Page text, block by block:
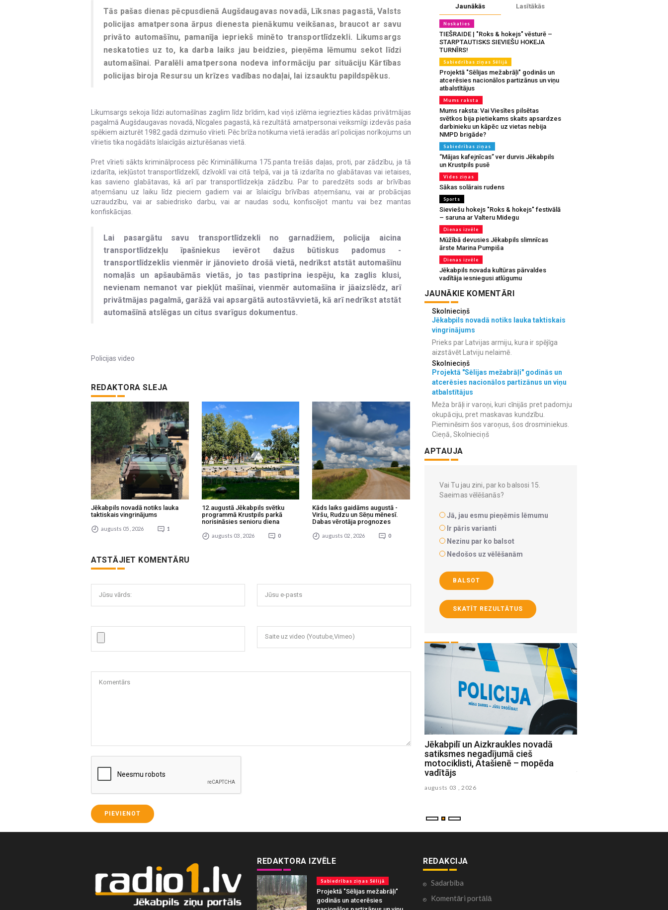
Tās pašas dienas pēcpusdienā Augšdaugavas novadā, Līksnas pagastā, Valsts
policijas amatpersona ārpus dienesta pienākumu veikšanas, braucot ar savu
privāto automašīnu, pamanīja iepriekš minēto transportlīdzekli. Likumsargs
neskatoties uz to, ka darba laiks jau beidzies, pieņēma lēmumu sekot līdzi
automašīnai. Paralēli amatpersona nodeva informāciju par situāciju Kārtības
policijas biroja Resursu un krīzes vadības nodaļai, lai izsauktu papildspēkus.
Likumsargs sekoja līdzi automašīnas zaglim līdz brīdim, kad viņš izlēma iegriezties kādas privātmājas
pagalmā Augšdaugavas novadā, Nīcgales pagastā, kā rezultātā amatpersonai veiksmīgi izdevās paša
spēkiem aizturēt 1982.gadā dzimušo vīrieti. Pēc brīža notikuma vietā ieradās arī policijas norīkojums un
vīrietis tika nogādāts īslaicīgās aizturēšanas vietā.
Pret vīrieti sākts kriminālprocess pēc Krimināllikuma 175.panta trešās daļas, proti, par zādzību, ja tā
izdarīta, iekļūstot transportlīdzeklī, dzīvoklī vai citā telpā, vai ja tā izdarīta no glabātavas vai ietaises,
kas savieno glabātavas, kā arī par transportlīdzekļa zādzību. Par to paredzēts sods ar brīvības
atņemšanu uz laiku līdz pieciem gadiem vai ar īslaicīgu brīvības atņemšanu, vai ar probācijas
uzraudzību, vai ar sabiedrisko darbu, vai ar naudas sodu, konfiscējot mantu vai bez mantas
konfiskācijas.
Lai pasargātu savu transportlīdzekli no garnadžiem, policija aicina
transportlīdzekļu īpašniekus ievērot dažus būtiskus padomus -
transportlīdzeklis vienmēr ir jānovieto drošā vietā, nedrīkst atstāt automašīnu
nomaļās un apšaubāmās vietās, jo tas pastiprina iespēju, ka zaglis klusi,
nevienam nemanot var piekļūt mašīnai, vienmēr automašīna ir jāaizslēdz, arī
privātmājas pagalmā, garāžā vai apsargātā autostāvvietā, kā arī nedrīkst atstāt
automašīnā atslēgas un citus svarīgus dokumentus.
Policijas video
REDAKTORA SLEJA
Jēkabpils novadā notiks lauka
taktiskais vingrinājums
augusts 05 , 2026 1
12.augustā Jēkabpils svētku
programmā Krustpils parkā
norisināsies senioru diena
augusts 03 , 2026 0
Kāds laiks gaidāms augustā -
Viršu, Rudzu un Sēņu mēnesī.
Dabas vērotāja prognozes
augusts 02 , 2026 0
ATSTĀJIET KOMENTĀRU
Jūsu vārds: Jūsu e-pasts
Saite uz video (Youtube,Vimeo)
Komentārs
PIEVIENOT
Jaunākās Lasītākās
Noskaties
TIEŠRAIDE | "Roks & hokejs" vēsturē –
STARPTAUTISKS SIEVIEŠU HOKEJA
TURNĪRS!
Sabiedrības ziņas Sēlijā
Projektā "Sēlijas mežabrāļi" godinās un
atcerēsies nacionālos partizānus un viņu
atbalstītājus
Mums raksta
Mums raksta: Vai Viesītes pilsētas
svētkos bija pietiekams skaits apsardzes
darbinieku un kāpēc uz vietas nebija
NMPD brigāde?
Sabiedrības ziņas
“Mājas kafejnīcas” ver durvis Jēkabpils
un Krustpils pusē
Vides ziņas
Sākas solārais rudens
Sports
Sieviešu hokejs "Roks & hokejs" festivālā
– saruna ar Valteru Midegu
Dienas izvēle
Mūžībā devusies Jēkabpils slimnīcas
ārste Marina Pumpiša
Dienas izvēle
Jēkabpils novada kultūras pārvaldes
vadītāja iesniegusi atlūgumu
JAUNĀKIE KOMENTĀRI
Skolnieciņš
Jēkabpils novadā notiks lauka taktiskais
vingrinājums
Prieks par Latvijas armiju, kura ir spējīga
aizstāvēt Latviju nelaimē.
Skolnieciņš
Projektā "Sēlijas mežabrāļi" godinās un
atcerēsies nacionālos partizānus un viņu
atbalstītājus
Meža brāļi ir varoņi, kuri cīnijās pret padomju
okupāciju, pret maskavas kundzību.
Pieminēsim šos varoņus, šos drosminiekus.
Cieņā, Skolnieciņš
APTAUJA
Vai Tu jau zini, par ko balsosi 15.
Saeimas vēlēšanās?
Jā, jau esmu pieņēmis lēmumu
Ir pāris varianti
Nezinu par ko balsot
Nedošos uz vēlēšanām
BALSOT
SKATĪT REZULTĀTUS
Viesītes pilsētas svētkos vicinās ar
Jēkabpilī un Aizkraukles novadā
satiksmes negadījumā cieš
motociklisti, Atašienē – mopēda
vadītājs
augusts 03 , 2026
REDAKTORA IZVĒLE
Sabiedrības ziņas Sēlijā
Projektā "Sēlijas mežabrāļi"
godinās un atcerēsies
REDAKCIJA
Sadarbība
Komentāri portālā